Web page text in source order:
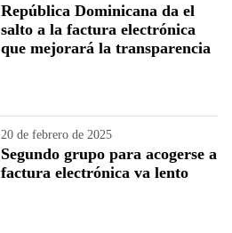
República Dominicana da el
salto a la factura electrónica
que mejorará la transparencia
20 de febrero de 2025
Segundo grupo para acogerse a
factura electrónica va lento